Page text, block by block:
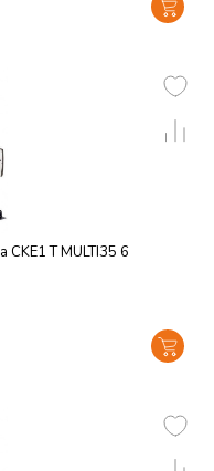
T MULTI35 6